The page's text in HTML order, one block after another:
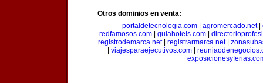
Otros dominios en venta:
portaldetecnologia.com
agromercado.net|
redfamosos.com| guiahotels.com|
registrodemarca.net| registrarmarca.net|
viajesparaejecutivos.com|